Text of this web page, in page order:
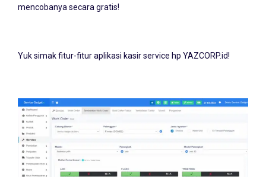
mencobanya secara gratis!
Yuk simak fitur-fitur aplikasi kasir service hp YAZCORP.id!